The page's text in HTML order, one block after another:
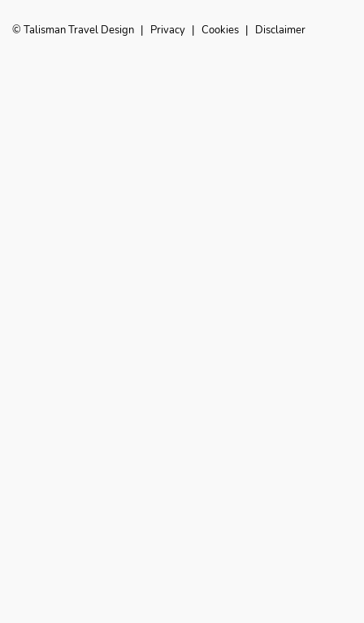
© Talisman Travel Design | Privacy | Cookies | Disclaimer